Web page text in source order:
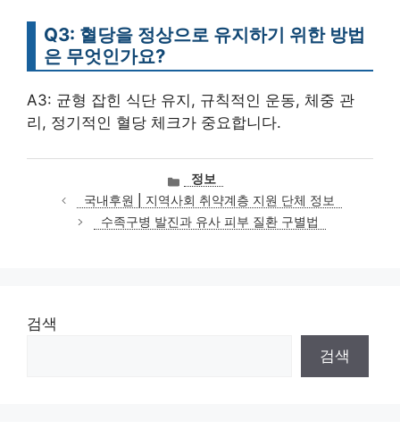
Q3: 혈당을 정상으로 유지하기 위한 방법
은 무엇인가요?
A3: 균형 잡힌 식단 유지, 규칙적인 운동, 체중 관
리, 정기적인 혈당 체크가 중요합니다.
카
테
고
리
정보
국내후원 | 지역사회 취약계층 지원 단체 정보
수족구병 발진과 유사 피부 질환 구별법
검색
검색